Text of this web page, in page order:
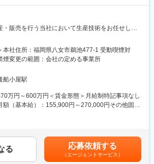
も取り組んでいます。これらの業務で得られる経
ルで通用するキャリアの形成に大いに役立ちま
上市に向けた承認申請、上市後の製品ライフサ
とができる。
工場/国内外CMOへの技術移管やデジタル技
・体制整備に関する経験を積むことができる。
、製造委託先、原料・資材ベンダー、共同研究
、経験が得られる。
えや細胞培養技術を駆使し、新しい生産細胞構
・販売を行う当社において生産技術をお任せしま
くり現場を目指して生産の最適化・効率化にチャ
ます。
製造工程の改善
イアウト設計等生産計画に合わせた工程構築
ンテナンス作業
化など効率化に向けた改善活動を推進します
本社住所：福岡県八女市鵜池477-1 受動喫煙対
煙変更の範囲：会社の定める事業所
船小屋駅
万円～600万円＜賃金形態＞月給制特記事項なし
額（基本給）：155,900円～270,000円その他固定
＞有＜残業手当＞有＜給与補足＞■賞与年2回(基本
)※業績に伴い別途期末賞与有り■昇給年1回■その他
業務手当（16,000円）・住宅手当（7,000円～
る 応募依頼する
（エージェントサービス）